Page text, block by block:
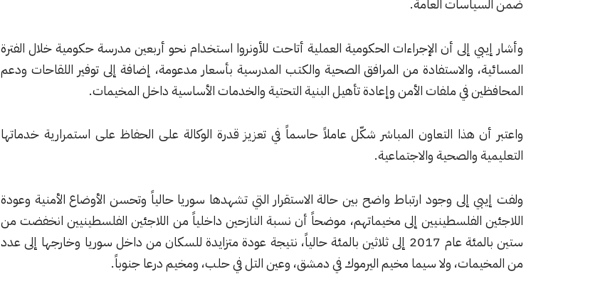
ضمن السياسات العامة.
وأشار إيبي إلى أن الإجراءات الحكومية العملية أتاحت للأونروا استخدام نحو أربعين مدرسة حكومية خلال الفترة
المسائية، والاستفادة من المرافق الصحية والكتب المدرسية بأسعار مدعومة، إضافة إلى توفير اللقاحات ودعم
المحافظين في ملفات الأمن وإعادة تأهيل البنية التحتية والخدمات الأساسية داخل المخيمات.
واعتبر أن هذا التعاون المباشر شكّل عاملاً حاسماً في تعزيز قدرة الوكالة على الحفاظ على استمرارية خدماتها
التعليمية والصحية والاجتماعية.
ولفت إيبي إلى وجود ارتباط واضح بين حالة الاستقرار التي تشهدها سوريا حالياً وتحسن الأوضاع الأمنية وعودة
اللاجئين الفلسطينيين إلى مخيماتهم، موضحاً أن نسبة النازحين داخلياً من اللاجئين الفلسطينيين انخفضت من
ستين بالمئة عام 2017 إلى ثلاثين بالمئة حالياً، نتيجة عودة متزايدة للسكان من داخل سوريا وخارجها إلى عدد
من المخيمات، ولا سيما مخيم اليرموك في دمشق، وعين التل في حلب، ومخيم درعا جنوباً.